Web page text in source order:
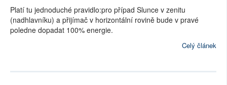
Platí tu jednoduché pravidlo:pro případ Slunce v zenitu
(nadhlavníku) a přijímač v horizontální rovině bude v pravé
poledne dopadat 100% energie.
Celý článek